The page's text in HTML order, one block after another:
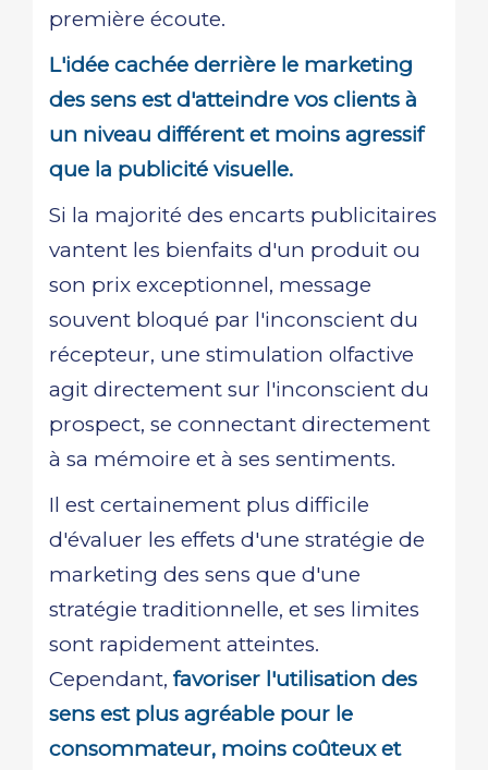
première écoute.
L'idée cachée derrière le marketing
des sens est d'atteindre vos clients à
un niveau différent et moins agressif
que la publicité visuelle.
Si la majorité des encarts publicitaires
vantent les bienfaits d'un produit ou
son prix exceptionnel, message
souvent bloqué par l'inconscient du
récepteur, une stimulation olfactive
agit directement sur l'inconscient du
prospect, se connectant directement
à sa mémoire et à ses sentiments.
Il est certainement plus difficile
d'évaluer les effets d'une stratégie de
marketing des sens que d'une
stratégie traditionnelle, et ses limites
sont rapidement atteintes.
Cependant, favoriser l'utilisation des
sens est plus agréable pour le
consommateur, moins coûteux et